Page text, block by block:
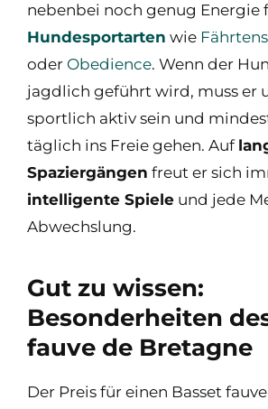
nebenbei noch genug Energie
Hundesportarten wie
oder Obedience. Wenn der
jagdlich geführt wird, muss er
sportlich aktiv sein und
täglich ins Freie gehen. Auf
Spaziergängen freut er sich
intelligente Spiele und jede
Abwechslung.
Gut zu wissen:
Besonderheiten
fauve de Bretagne
Der Preis für einen Basset